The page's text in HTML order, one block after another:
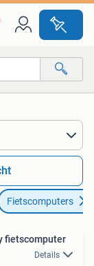
Fietscomputers
fietscomputer
Details